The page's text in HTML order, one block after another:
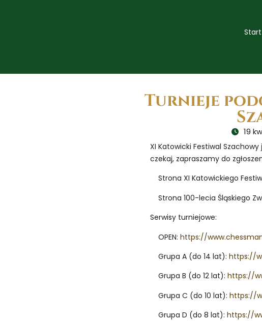
Start
Turnieje
19
XI Katowicki Festiwal
czekaj, zapraszamy do
Strona XI Katowickiego
Strona 100-lecia Śląskiego
Serwisy turniejowe:
OPEN: https://
Grupa A (do 14 lat): https://
Grupa B (do 12 lat): https://
Grupa C (do 10 lat): https://
Grupa D (do 8 lat): https://